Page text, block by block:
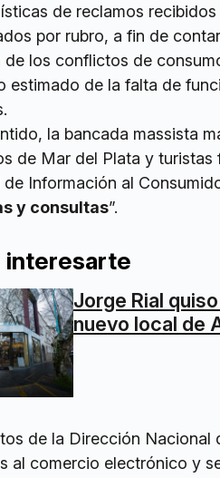
de reclamos
por rubro, a fin de
de los conflictos de
estimado de la falta de
la bancada massista
de Mar del Plata y turistas
de Información al
y consultas”.
interesarte
Jorge Rial
nuevo local de
de la Dirección Nacional
al comercio electrónico y